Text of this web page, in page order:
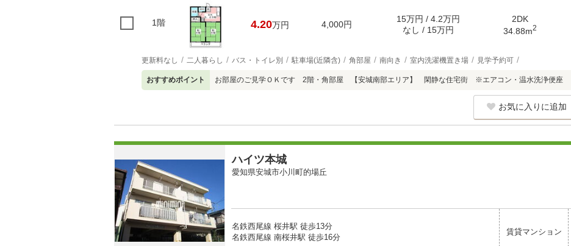
1階 4.20万円 4,000円
15万円 / 4.2万円
なし / 15万円
2DK
34.88m2
更新料なし 二人暮らし バス・トイレ別 駐車場(近隣含) 角部屋 南向き 室内洗濯機置き場 見学予約可
おすすめポイント お部屋のご見学ＯＫです 2階・角部屋 【安城南部エリア】 閑静な住宅街 ※エアコン・温水洗浄便座
お気に入りに追加
ハイツ本城
愛知県安城市小川町的場丘
名鉄西尾線 桜井駅 徒歩13分
名鉄西尾線 南桜井駅 徒歩16分
賃貸マンション